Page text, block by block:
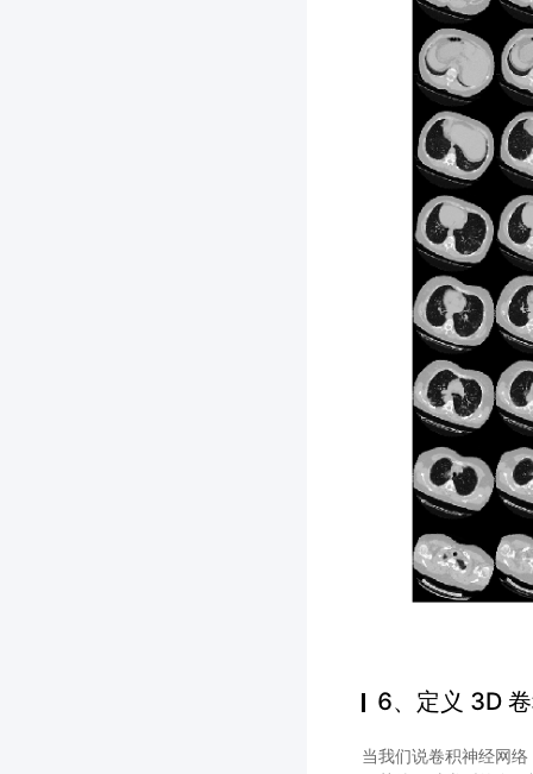
6、定义 3D
当我们说卷积神经网